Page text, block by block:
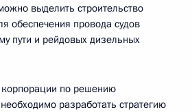
выделить строительство
обеспечения провода судов
пути и рейдовых дизельных
по решению
разработать стратегию